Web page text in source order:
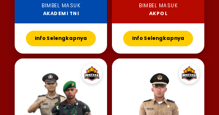
BIMBEL MASUK
AKADEMI TNI
Info Selengkapnya
BIMBEL MASUK
AKPOL
Info Selengkapnya